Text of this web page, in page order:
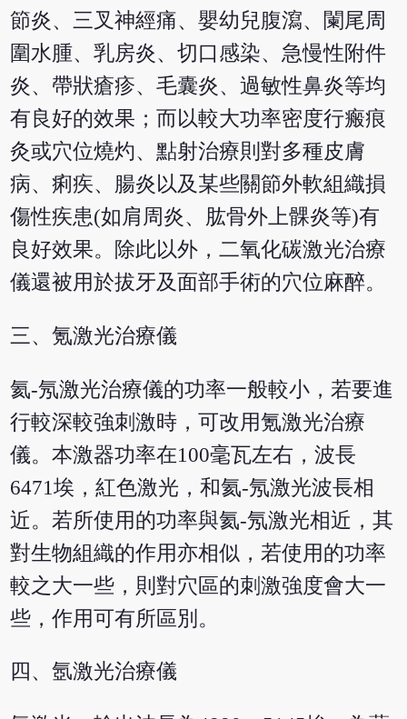
節炎、三叉神經痛、嬰幼兒腹瀉、闌尾周
圍水腫、乳房炎、切口感染、急慢性附件
炎、帶狀瘡疹、毛囊炎、過敏性鼻炎等均
有良好的效果；而以較大功率密度行瘢痕
灸或穴位燒灼、點射治療則對多種皮膚
病、痢疾、腸炎以及某些關節外軟組織損
傷性疾患(如肩周炎、肱骨外上髁炎等)有
良好效果。除此以外，二氧化碳激光治療
儀還被用於拔牙及面部手術的穴位麻醉。
三、氪激光治療儀
氦-氖激光治療儀的功率一般較小，若要進
行較深較強刺激時，可改用氪激光治療
儀。本激器功率在100毫瓦左右，波長
6471埃，紅色激光，和氦-氖激光波長相
近。若所使用的功率與氦-氖激光相近，其
對生物組織的作用亦相似，若使用的功率
較之大一些，則對穴區的刺激強度會大一
些，作用可有所區別。
四、氬激光治療儀